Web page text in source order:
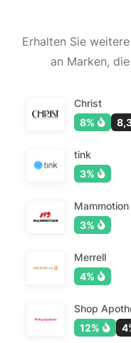
Erhalten Sie
an Marken,
Christ
8%
tink
3%
Mammotion
3%
Merrell
4%
Shop
12%